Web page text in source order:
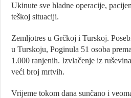
Ukinute sve hladne operacije,
teškoj situaciji.
Zemljotres u Grčkoj i Turskoj.
u Turskoju, Poginula 51 osoba
1.000 ranjenih. Izvlačenje iz
veći broj mrtvih.
Vrijeme tokom dana sunčano i